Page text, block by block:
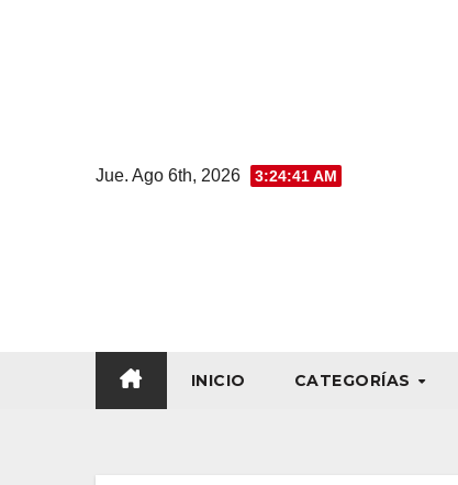
Jue. Ago 6th, 2026 3:24:42 AM
INICIO CATEGORÍAS